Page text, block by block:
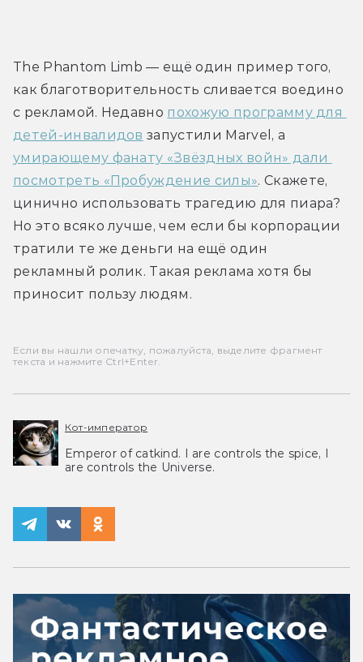
The Phantom Limb — ещё один пример того,
как благотворительность сливается воедино
с рекламой. Недавно похожую программу для
детей-инвалидов
умирающему фанату «Звёздных войн» дали
посмотреть «Пробуждение силы». Скажете,
цинично использовать трагедию для пиара?
Но это всяко лучше, чем если бы корпорации
тратили те же деньги на ещё один
рекламный ролик. Такая реклама хотя бы
приносит пользу людям.
Если вы нашли опечатку, пожалуйста, выделите фрагмент
текста и нажмите Ctrl+Enter.
Кот-император
Emperor of catkind. I are controls the spice, I
are controls the Universe.